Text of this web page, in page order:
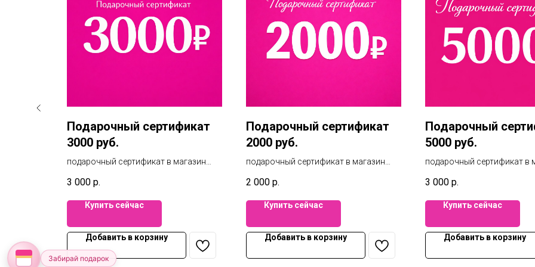
Подарочный сертификат
3000 руб.
подарочный сертификат в магазин
воспользоваться в 3х магазинах
Челябинска. Фиеста / Елки /
Маркштадт. А также при онлайн
покупке.
3 000 р.
Купить сейчас
Добавить в корзину
Подарочный сертификат
2000 руб.
подарочный сертификат в магазин
воспользоваться в 3х магазинах
Челябинска. Фиеста / Елки /
Маркштадт. А также при онлайн
покупке.
2 000 р.
Купить сейчас
Добавить в корзину
Подарочный
5000 руб.
подарочный сертификат в
воспользоваться в 3х
Челябинска. Фиеста / Елки /
Маркштадт. А также при
покупке.
3 000 р.
Купить сейчас
Добавить в корзину
Забирай подарок